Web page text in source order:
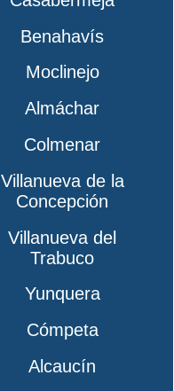
Benahavís
Moclinejo
Almáchar
Colmenar
Villanueva de la
Concepción
Villanueva del
Trabuco
Yunquera
Cómpeta
Alcaucín